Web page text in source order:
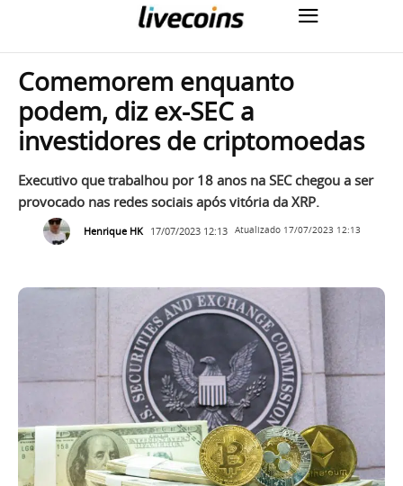
Comemorem enquanto
podem, diz ex-SEC a
investidores de criptomoedas
Executivo que trabalhou por 18 anos na SEC chegou a ser
provocado nas redes sociais após vitória da XRP.
Henrique HK 17/07/2023 12:13 Atualizado 17/07/2023 12:13